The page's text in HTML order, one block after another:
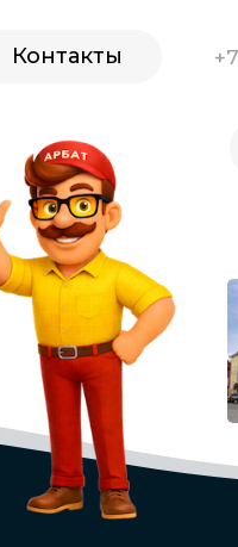
Контакты